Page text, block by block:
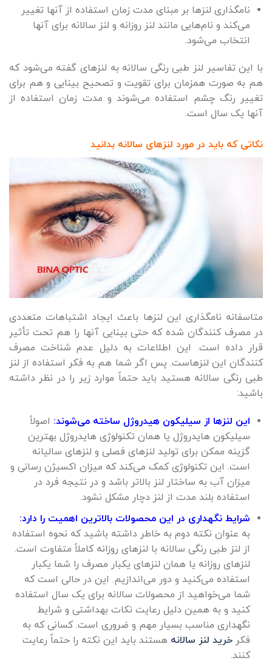
نامگذاری لنزها بر مبنای مدت زمان استفاده از آنها تغییر
می‌کند و نام‌هایی مانند لنز روزانه و لنز سالانه برای آنها
انتخاب می‌شود.
با این تفاسیر لنز طبی رنگی سالانه به لنزهای گفته می‌شود که
هم به صورت همزمان برای تقویت و تصحیح بینایی و هم برای
تغییر رنگ چشم استفاده می‌شوند و مدت زمان استفاده از
آنها یک سال است.
نکاتی که باید در مورد لنزهای سالانه بدانید
متاسفانه نامگذاری این لنزها باعث ایجاد اشتباهات متعددی
در مصرف کنندگان شده که حتی بینایی آنها را هم تحت تأثیر
قرار داده است. این اطلاعات به دلیل عدم شناخت مصرف
کنندگان این لنزهاست. پس اگر شما هم به فکر استفاده از لنز
طبی رنگی سالانه هستید باید حتماً موارد زیر را در نظر داشته
باشید:
این لنزها از سیلیکون هیدروژل ساخته می‌شوند: اصولاً
سیلیکون هایدروژل یا همان تکنولوژی هایدروژل بهترین
گزینه ممکن برای تولید لنزهای فصلی و لنزهای سالیانه
است. این تکنولوژی کمک می‌کند که میزان اکسیژن رسانی و
میزان آب به ساختار لنز بالاتر باشد و در نتیجه فرد در
استفاده بلند مدت از لنز دچار مشکل نشود.
شرایط نگهداری در این محصولات بالاترین اهمیت را دارد:
به عنوان نکته دوم به خاطر داشته باشید که نحوه استفاده
از لنز طبی رنگی سالانه با لنزهای روزانه کاملاً متفاوت است.
لنزهای روزانه یا همان لنزهای یکبار مصرف را شما یکبار
استفاده می‌کنید و دور می‌اندازیم. این در حالی است که
شما می‌خواهید از محصولات سالانه برای یک سال استفاده
کنید و به همین دلیل رعایت نکات بهداشتی و شرایط
نگهداری مناسب بسیار مهم و ضروری است. کسانی که به
فکر خرید لنز سالانه هستند باید این نکته را حتماً رعایت
کنند.